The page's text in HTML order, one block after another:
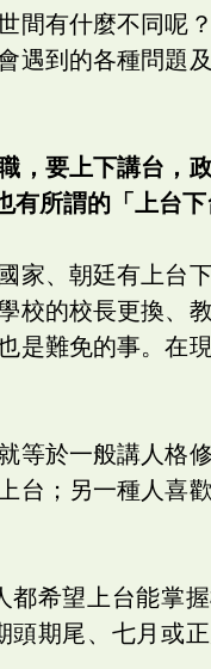
間有什麼不同呢
遇到的各種問題
，要上下講台，
有所謂的「上台下
家、朝廷有上台
校的校長更換、
是難免的事。在
於一般講人格修
台；另一種人喜
希望上台能掌
期尾、七月或